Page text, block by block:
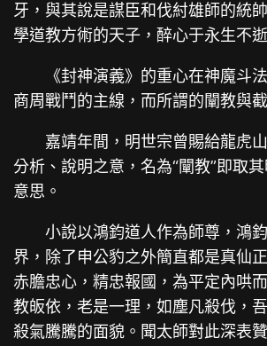
牙，與其說是謀臣和伐紂雄師的統
學道教方術的天子，醉心于永生不
《封神演義》的重心在神魔斗
商周戰鬥的主線，而所謂的闡教與
嘉靖年間，明世宗曾賜給龍虎
分析、說明之意，名為“闡教”即取
意思。
小說以鴻鈞道人作為師尊，鴻
界，除了申公豹之外簡直都是真仙
赤膽忠心，精忠報國，為平定內哄
教皈依，老是一理，如塵凡殺伐，
殺氣騰騰的面貌。聞太師對此深表